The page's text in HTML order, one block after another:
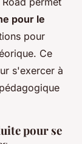
pour le
pour
Ce
s'exercer à
pour se